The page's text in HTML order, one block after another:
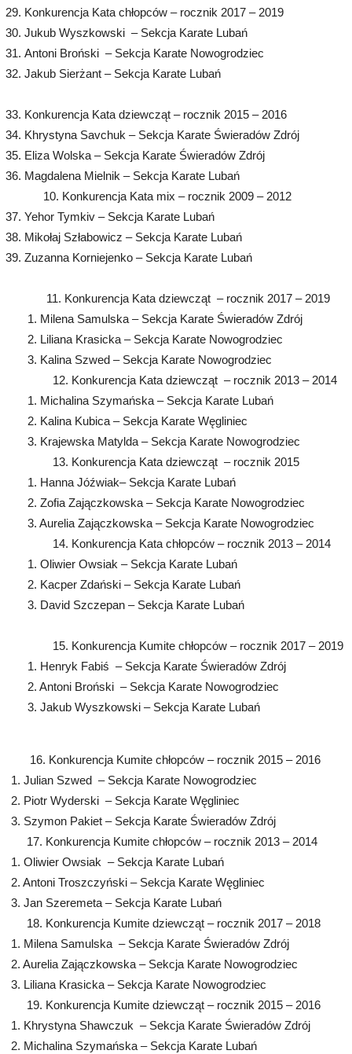
Konkurencja Kata chłopców – rocznik 2017 – 2019
Jukub Wyszkowski – Sekcja Karate Lubań
Antoni Broński – Sekcja Karate Nowogrodziec
Jakub Sierżant – Sekcja Karate Lubań
Konkurencja Kata dziewcząt – rocznik 2015 – 2016
Khrystyna Savchuk – Sekcja Karate Świeradów Zdrój
Eliza Wolska – Sekcja Karate Świeradów Zdrój
Magdalena Mielnik – Sekcja Karate Lubań
10. Konkurencja Kata mix – rocznik 2009 – 2012
Yehor Tymkiv – Sekcja Karate Lubań
Mikołaj Szłabowicz – Sekcja Karate Lubań
Zuzanna Korniejenko – Sekcja Karate Lubań
11. Konkurencja Kata dziewcząt – rocznik 2017 – 2019
1. Milena Samulska – Sekcja Karate Świeradów Zdrój
2. Liliana Krasicka – Sekcja Karate Nowogrodziec
3. Kalina Szwed – Sekcja Karate Nowogrodziec
12. Konkurencja Kata dziewcząt – rocznik 2013 – 2014
1. Michalina Szymańska – Sekcja Karate Lubań
2. Kalina Kubica – Sekcja Karate Węgliniec
3. Krajewska Matylda – Sekcja Karate Nowogrodziec
13. Konkurencja Kata dziewcząt – rocznik 2015
1. Hanna Jóźwiak– Sekcja Karate Lubań
2. Zofia Zajączkowska – Sekcja Karate Nowogrodziec
3. Aurelia Zajączkowska – Sekcja Karate Nowogrodziec
14. Konkurencja Kata chłopców – rocznik 2013 – 2014
1. Oliwier Owsiak – Sekcja Karate Lubań
2. Kacper Zdański – Sekcja Karate Lubań
3. David Szczepan – Sekcja Karate Lubań
15. Konkurencja Kumite chłopców – rocznik 2017 – 2019
1. Henryk Fabiś – Sekcja Karate Świeradów Zdrój
2. Antoni Broński – Sekcja Karate Nowogrodziec
3. Jakub Wyszkowski – Sekcja Karate Lubań
16. Konkurencja Kumite chłopców – rocznik 2015 – 2016
1. Julian Szwed – Sekcja Karate Nowogrodziec
2. Piotr Wyderski – Sekcja Karate Węgliniec
3. Szymon Pakiet – Sekcja Karate Świeradów Zdrój
17. Konkurencja Kumite chłopców – rocznik 2013 – 2014
1. Oliwier Owsiak – Sekcja Karate Lubań
2. Antoni Troszczyński – Sekcja Karate Węgliniec
3. Jan Szeremeta – Sekcja Karate Lubań
18. Konkurencja Kumite dziewcząt – rocznik 2017 – 2018
1. Milena Samulska – Sekcja Karate Świeradów Zdrój
2. Aurelia Zajączkowska – Sekcja Karate Nowogrodziec
3. Liliana Krasicka – Sekcja Karate Nowogrodziec
19. Konkurencja Kumite dziewcząt – rocznik 2015 – 2016
1. Khrystyna Shawczuk – Sekcja Karate Świeradów Zdrój
2. Michalina Szymańska – Sekcja Karate Lubań